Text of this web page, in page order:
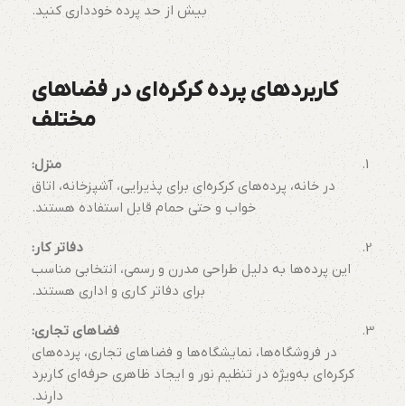
بیش از حد پرده خودداری کنید.
کاربردهای پرده کرکره‌ای در فضاهای
مختلف
منزل:
در خانه، پرده‌های کرکره‌ای برای پذیرایی، آشپزخانه، اتاق
خواب و حتی حمام قابل استفاده هستند.
دفاتر کار:
این پرده‌ها به دلیل طراحی مدرن و رسمی، انتخابی مناسب
برای دفاتر کاری و اداری هستند.
فضاهای تجاری:
در فروشگاه‌ها، نمایشگاه‌ها و فضاهای تجاری، پرده‌های
کرکره‌ای به‌ویژه در تنظیم نور و ایجاد ظاهری حرفه‌ای کاربرد
دارند.